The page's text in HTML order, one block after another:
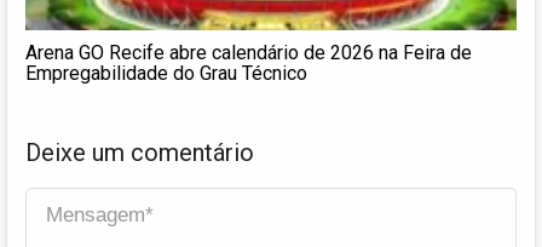
Arena GO Recife abre calendário de 2026 na Feira de
Empregabilidade do Grau Técnico
Deixe um comentário